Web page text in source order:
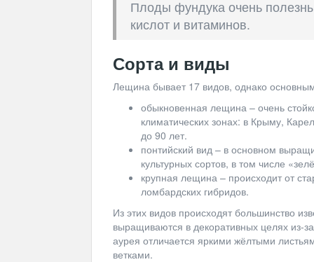
Плоды фундука очень
кислот и витаминов.
Сорта и виды
Лещина бывает 17 видов, однако
обыкновенная лещина – очень
климатических зонах: в Крыму,
до 90 лет.
понтийский вид – в основном
культурных сортов, в том числе
крупная лещина – происходит от
ломбардских гибридов.
Из этих видов происходят большинство
выращиваются в декоративных целях из-
аурея отличается яркими жёлтыми
ветками.